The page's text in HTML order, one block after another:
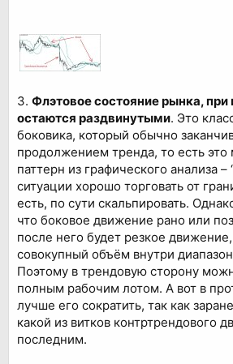
3. Флэтовое состояние рынка,
остаются раздвинутыми. Это
боковика, который обычно
продолжением тренда, то есть
паттерн из графического анализа –
ситуации хорошо торговать от
есть, по сути скальпировать.
что боковое движение рано или
после него будет резкое движение,
совокупный объём внутри
Поэтому в трендовую сторону
полным рабочим лотом. А вот в
лучше его сократить, так как
какой из витков контртрендового
последним.